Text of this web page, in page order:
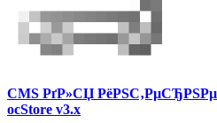
CMS РґР»СЏ
ocStore v3.x